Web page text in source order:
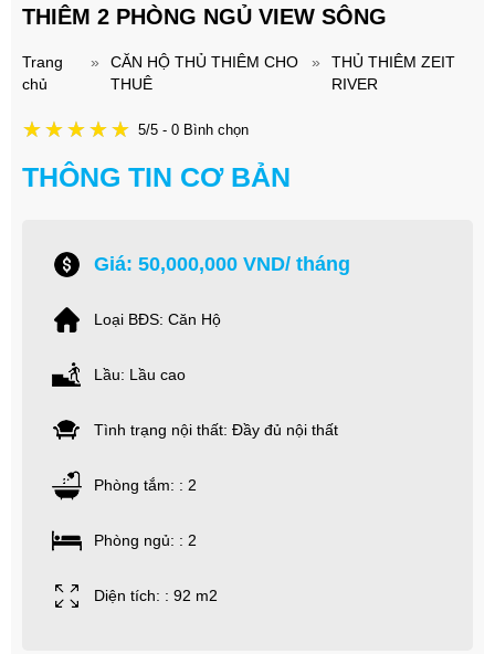
THIÊM 2 PHÒNG NGỦ VIEW SÔNG
Trang
chủ
»
CĂN HỘ THỦ THIÊM CHO
THUÊ
»
THỦ THIÊM ZEIT
RIVER
5/5 - 0 Bình chọn
THÔNG TIN CƠ BẢN
Giá: 50,000,000 VND/ tháng
Loại BĐS: Căn Hộ
Lầu: Lầu cao
Tình trạng nội thất: Đầy đủ nội thất
Phòng tắm: : 2
Phòng ngủ: : 2
Diện tích: : 92 m2